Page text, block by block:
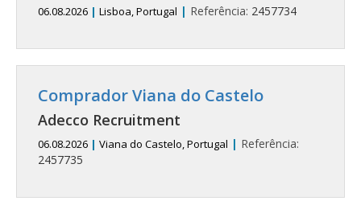
06.08.2026 | Lisboa, Portugal | Referência: 2457734
Comprador Viana do Castelo
Adecco Recruitment
06.08.2026 | Viana do Castelo, Portugal | Referência:
2457735